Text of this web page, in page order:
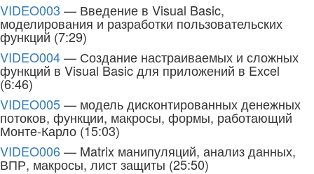
VIDEO003 — Введение в Visual Basic,
моделирования и разработки пользовательских
функций (7:29)
VIDEO004— Создание настраиваемых и сложных
функций в Visual Basic для приложений в Excel
(6:46)
VIDEO005— модель дисконтированных денежных
потоков, функции, макросы, формы, работающий
Монте-Карло (15:03)
VIDEO006— Matrix манипуляций, анализ данных,
ВПР, макросы, лист защиты (25:50)